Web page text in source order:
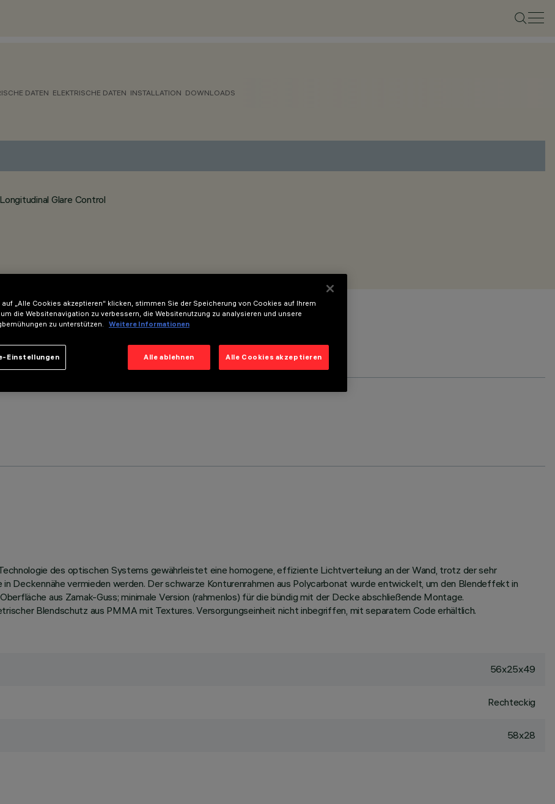
DATEN ELEKTRISCHE DATEN INSTALLATION DOWNLOADS
Glare Control
des optischen Systems gewährleistet eine homogene, effiziente Lichtverteilung an der Wand, trotz der sehr
Deckennähe vermieden werden. Der schwarze Konturenrahmen aus Polycarbonat wurde entwickelt, um den Blendeffekt in
aus Zamak-Guss; minimale Version (rahmenlos) für die bündig mit der Decke abschließende Montage.
Blendschutz aus PMMA mit Textures. Versorgungseinheit nicht inbegriffen, mit separatem Code erhältlich.
56x25x49
Rechteckig
58x28
auf „Alle Cookies akzeptieren“ klicken, stimmen Sie der Speicherung von Cookies auf Ihrem
um die Websitenavigation zu verbessern, die Websitenutzung zu analysieren und unsere
zu unterstützen.
Weitere Informationen
Alle ablehnen Alle Cookies akzeptieren
Einstellungen